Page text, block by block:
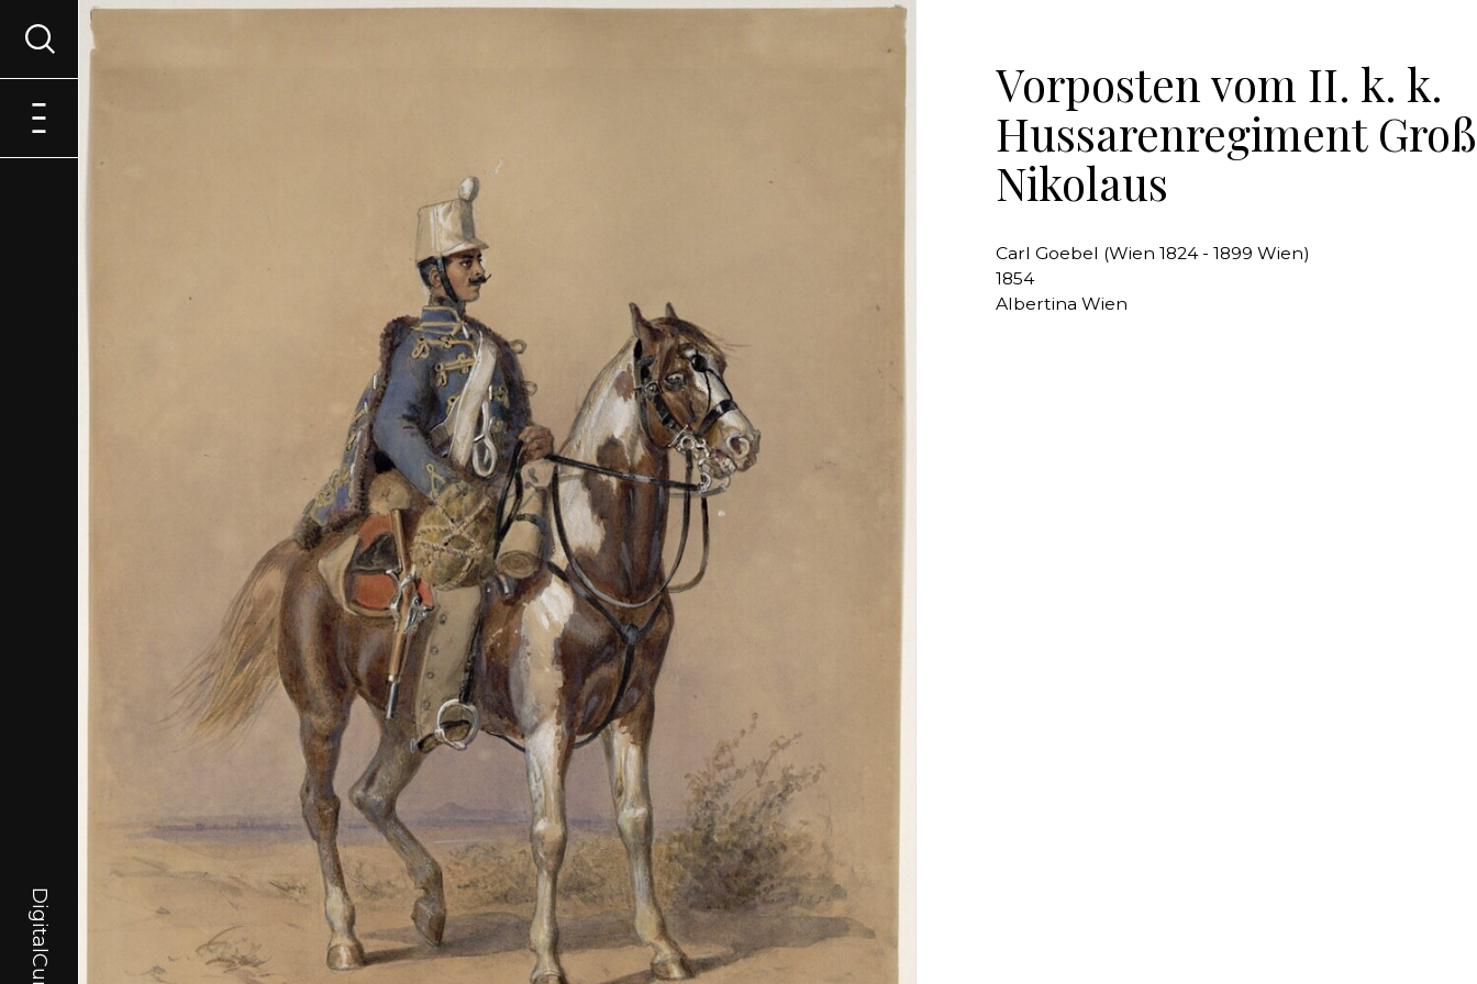
Vorposten vom II. k. k.
Hussarenregiment
Nikolaus
Carl Goebel (Wien 1824 - 1899 Wien)
1854
Albertina Wien